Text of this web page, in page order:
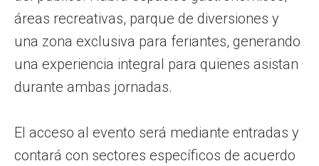
áreas recreativas, parque de diversiones y
una zona exclusiva para feriantes, generando
una experiencia integral para quienes asistan
durante ambas jornadas.
El acceso al evento será mediante entradas y
contará con sectores específicos de acuerdo